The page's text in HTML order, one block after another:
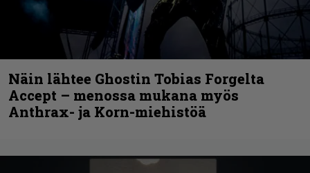
Näin lähtee Ghostin Tobias Forgelta
Accept – menossa mukana myös
Anthrax- ja Korn-miehistöä